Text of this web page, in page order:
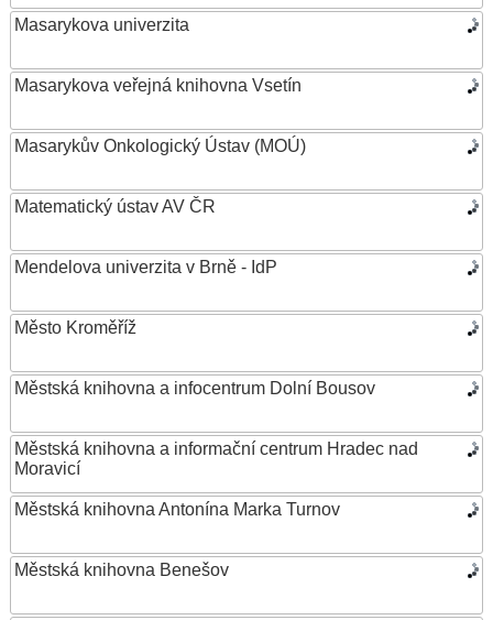
Masarykova univerzita
Masarykova veřejná knihovna Vsetín
Masarykův Onkologický Ústav (MOÚ)
Matematický ústav AV ČR
Mendelova univerzita v Brně - IdP
Město Kroměříž
Městská knihovna a infocentrum Dolní Bousov
Městská knihovna a informační centrum Hradec nad
Moravicí
Městská knihovna Antonína Marka Turnov
Městská knihovna Benešov